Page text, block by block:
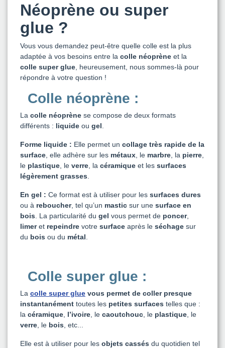
Néoprène ou super
glue ?
Vous vous demandez peut-être quelle colle est la plus
adaptée à vos besoins entre la colle néoprène et la
colle super glue , heureusement, nous sommes-là pour
répondre à votre question !
Colle néoprène :
La colle néoprène se compose de deux formats
différents : liquide ou gel
Forme liquide : Elle permet un collage très rapide de la
surface , elle adhère sur les métaux , le marbre , la pierre
le plastique , le verre , la céramique et les surfaces
légèrement grasses
En gel : Ce format est à utiliser pour les surfaces dures
ou à reboucher, tel qu’un mastic sur une surface en
bois . La particularité du gel vous permet de poncer,
limeret repeindre votre surface après le séchage sur
du bois ou du métal
Colle super glue :
La colle super glue vous permet de coller presque
instantanément toutes les petites surfaces telles que :
la céramique l’ivoire , le caoutchouc , le plastique , le
verre , le bois , etc...
Elle est à utiliser pour les objets cassés du quotidien tel